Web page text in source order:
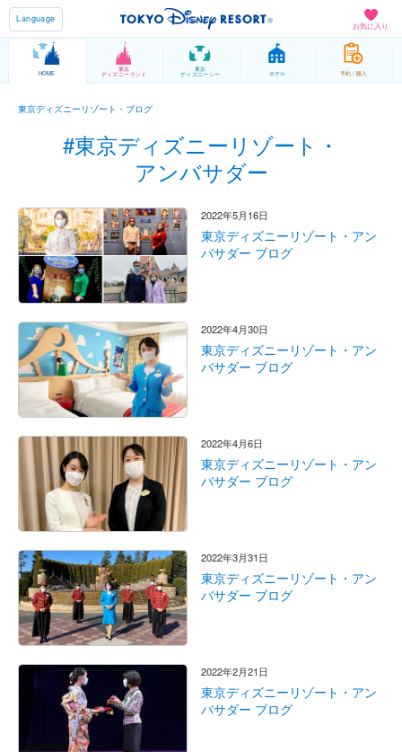
お気に入り
Language
HOME
東京
ディズニーランド
東京
ディズニーシー ホテル 予約 / 購入
東京ディズニーリゾート・ブログ
#東京ディズニーリゾート・
アンバサダー
2022年5月16日
東京ディズニーリゾート・アン
バサダー ブログ
2022年4月30日
東京ディズニーリゾート・アン
バサダー ブログ
2022年4月6日
東京ディズニーリゾート・アン
バサダー ブログ
2022年3月31日
東京ディズニーリゾート・アン
バサダー ブログ
2022年2月21日
東京ディズニーリゾート・アン
バサダー ブログ